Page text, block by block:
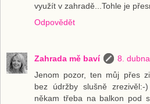
využít v zahradě...Tohle je
Odpovědět
Zahrada mě baví
8.
Jenom pozor, ten můj přes
bez údržby slušně
někam třeba na balkon pod